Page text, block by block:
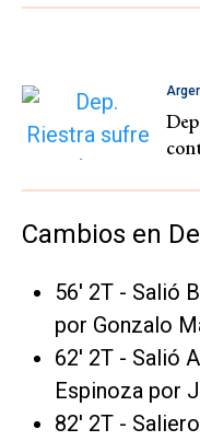
Cambios en
56' 2T - Salió
por Gonzalo
62' 2T - Salió
Espinoza por
82' 2T -